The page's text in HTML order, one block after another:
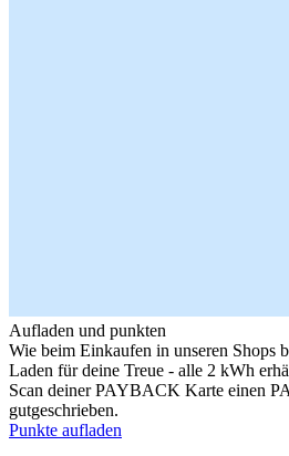
Aufladen und punkten
Wie beim Einkaufen in unseren Shops
Laden für deine Treue - alle 2 kWh
Scan deiner PAYBACK Karte einen
gutgeschrieben.
Punkte aufladen